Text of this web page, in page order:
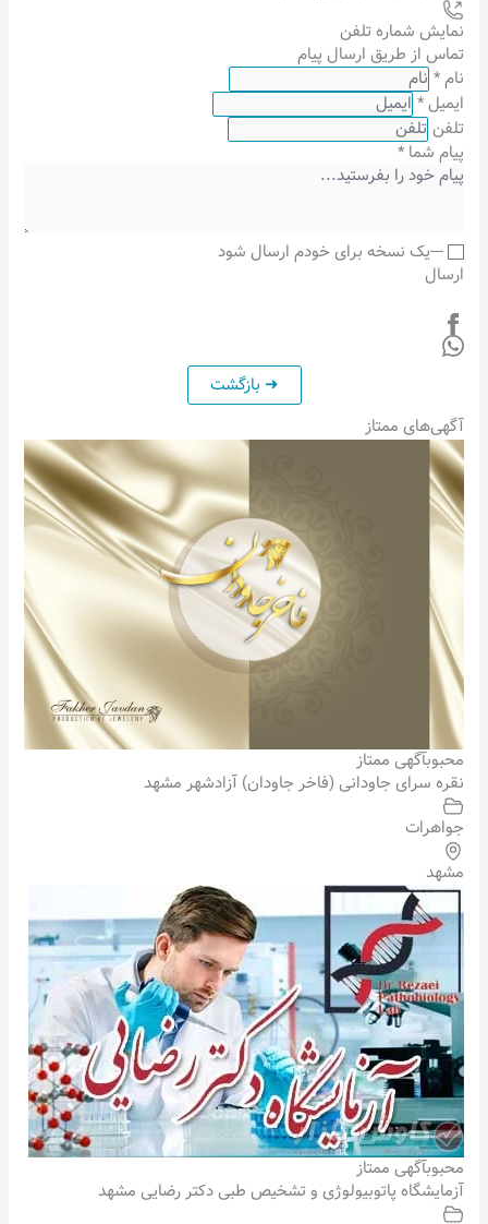
نمایش شماره تلفن
تماس از طریق ارسال پیام
نام*
ایمیل*
تلفن
پیام شما*
---یک نسخه برای خودم ارسال شود
ارسال
آگهی‌های ممتاز
محبوبآگهی ممتاز
نقره سرای جاودانی (فاخر جاودان) آزادشهر مشهد
جواهرات
مشهد
محبوبآگهی ممتاز
آزمایشگاه پاتوبیولوژی و تشخیص طبی دکتر رضایی مشهد